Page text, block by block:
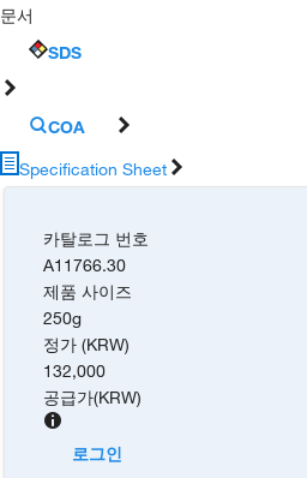
문서
SDS
COA
Specification Sheet
카탈로그 번호
A11766.30
제품 사이즈
250g
정가 (KRW)
132,000
공급가(KRW)
로그인